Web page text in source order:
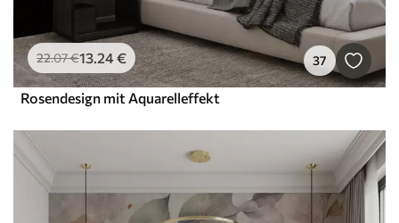
22.07€13.24€ 37
Rosendesign mit Aquarelleffekt